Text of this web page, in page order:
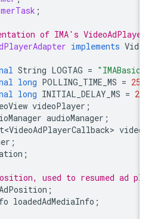
of IMA's
implements
final String LOGTAG =
final long POLLING_TIME_MS =
final long INITIAL_DELAY_MS
VideoView videoPlayer
AudioManager audioManager
List<VideoAdPlayerCallback>
timer
position, used to resumed ad
loadedAdMediaInfo